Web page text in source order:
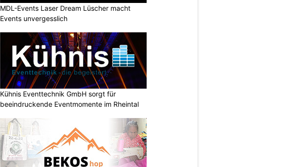
MDL-Events Laser Dream Lüscher macht
Events unvergesslich
Kühnis Eventtechnik GmbH sorgt für
beeindruckende Eventmomente im Rheintal